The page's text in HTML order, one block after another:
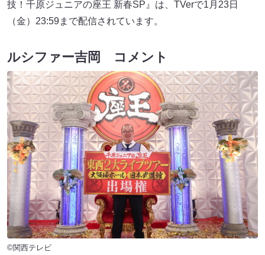
技！千原ジュニアの座王 新春SP』は、TVerで1月23日
（金）23:59まで配信されています。
ルシファー吉岡 コメント
©関西テレビ